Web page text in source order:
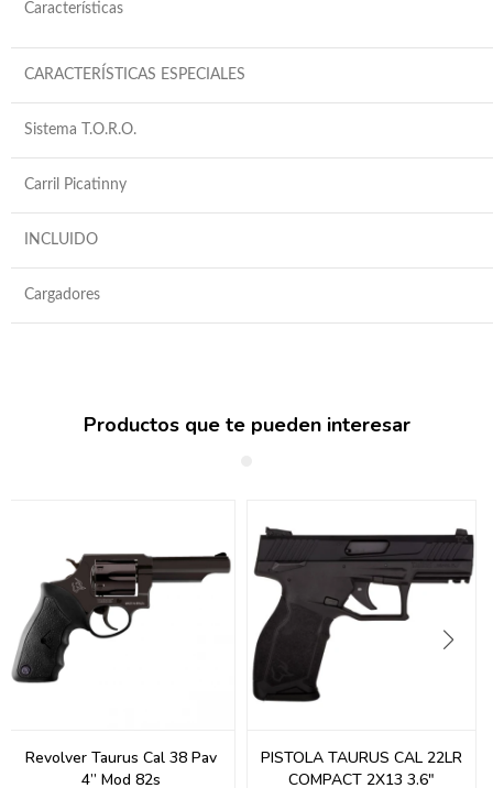
Características
CARACTERÍSTICAS ESPECIALES
Sistema T.O.R.O.
Carril Picatinny
INCLUIDO
Cargadores
Productos que te pueden interesar
Revolver Taurus Cal 38 Pav
4” Mod 82s
PISTOLA TAURUS CAL 22LR
COMPACT 2X13 3.6"